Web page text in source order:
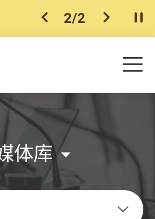
上一个
2/2 下一个开
目
体库